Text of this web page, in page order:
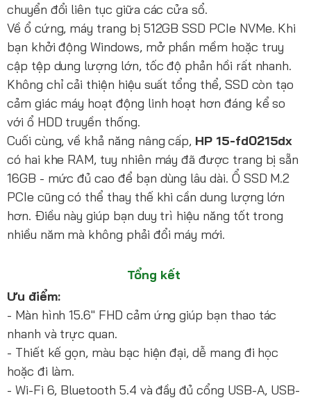
chuyển đổi liên tục giữa các cửa sổ.
Về ổ cứng, máy trang bị 512GB SSD PCIe NVMe. Khi
bạn khởi động Windows, mở phần mềm hoặc truy
cập tệp dung lượng lớn, tốc độ phản hồi rất nhanh.
Không chỉ cải thiện hiệu suất tổng thể, SSD còn tạo
cảm giác máy hoạt động linh hoạt hơn đáng kể so
với ổ HDD truyền thống.
Cuối cùng, về khả năng nâng cấp, HP 15-fd0215dx
có hai khe RAM, tuy nhiên máy đã được trang bị sẵn
16GB - mức đủ cao để bạn dùng lâu dài. Ổ SSD M.2
PCIe cũng có thể thay thế khi cần dung lượng lớn
hơn. Điều này giúp bạn duy trì hiệu năng tốt trong
nhiều năm mà không phải đổi máy mới.
Tổng kết
Ưu điểm:
- Màn hình 15.6" FHD cảm ứng giúp bạn thao tác
nhanh và trực quan.
- Thiết kế gọn, màu bạc hiện đại, dễ mang đi học
hoặc đi làm.
- Wi-Fi 6, Bluetooth 5.4 và đầy đủ cổng USB-A, USB-